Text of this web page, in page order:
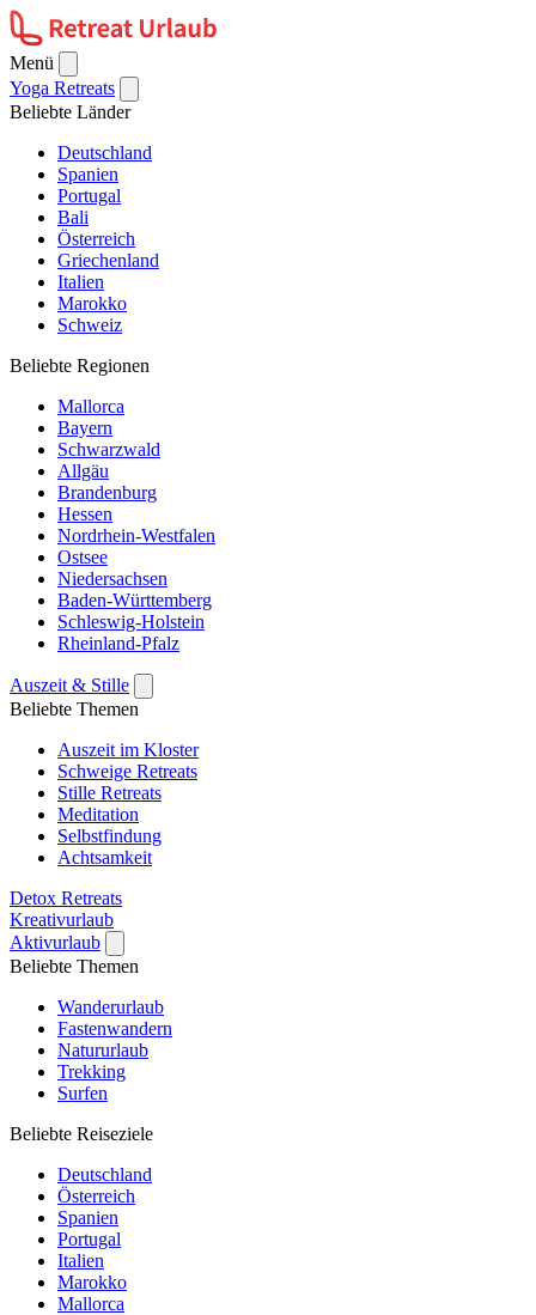
Menü
Yoga Retreats
Beliebte Länder
Deutschland
Spanien
Portugal
Bali
Österreich
Griechenland
Italien
Marokko
Schweiz
Beliebte Regionen
Mallorca
Bayern
Schwarzwald
Allgäu
Brandenburg
Hessen
Nordrhein-Westfalen
Ostsee
Niedersachsen
Baden-Württemberg
Schleswig-Holstein
Rheinland-Pfalz
Auszeit & Stille
Beliebte Themen
Auszeit im Kloster
Schweige Retreats
Stille Retreats
Meditation
Selbstfindung
Achtsamkeit
Detox Retreats
Kreativurlaub
Aktivurlaub
Beliebte Themen
Wanderurlaub
Fastenwandern
Natururlaub
Trekking
Surfen
Beliebte Reiseziele
Deutschland
Österreich
Spanien
Portugal
Italien
Marokko
Mallorca